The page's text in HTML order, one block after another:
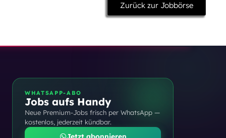
Zurück zur Jobbörse
WHATSAPP-ABO
Jobs aufs Handy
Neue Premium-Jobs frisch per WhatsApp —
kostenlos, jederzeit kündbar.